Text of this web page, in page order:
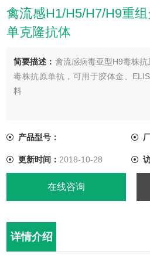
禽流感H1/H5/H7/H9重
单克隆抗体
简要描述： 禽流感病毒亚型H9毒株
毒株抗原单抗，可用于胶体金、
料
产品型号：
更新时间： 2018-10-28
在线咨询
详情介绍